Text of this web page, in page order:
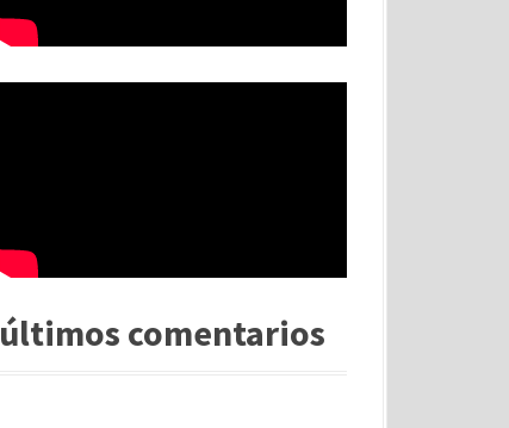
últimos comentarios